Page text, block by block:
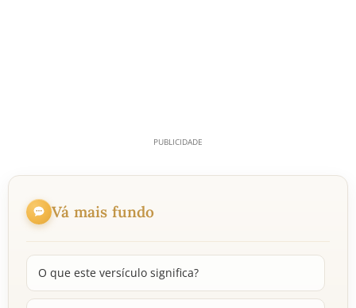
Vá mais fundo
O que este versículo significa?